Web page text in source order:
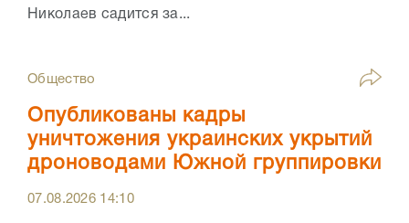
Николаев садится за...
Общество
Опубликованы кадры
уничтожения украинских укрытий
дроноводами Южной группировки
07.08.2026 14:10